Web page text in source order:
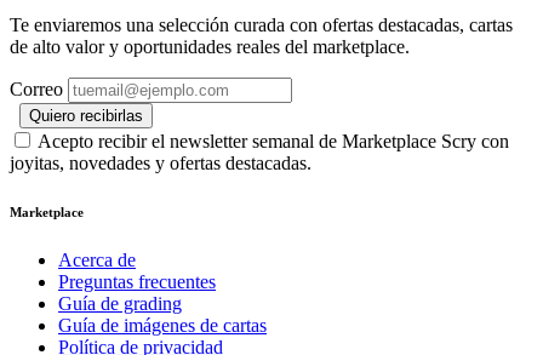
Te enviaremos una selección curada con ofertas destacadas, cartas
de alto valor y oportunidades reales del marketplace.
Correo
Quiero recibirlas
Acepto recibir el newsletter semanal de Marketplace Scry con
joyitas, novedades y ofertas destacadas.
Marketplace
Acerca de
Preguntas frecuentes
Guía de grading
Guía de imágenes de cartas
Política de privacidad